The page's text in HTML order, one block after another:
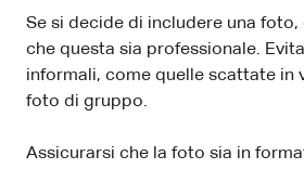
Se si decide di includere una
che questa sia professionale.
informali, come quelle scattate in
foto di gruppo.
Assicurarsi che la foto sia in